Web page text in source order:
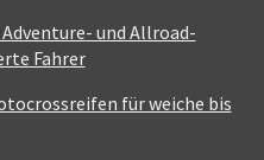
und Allroad-
Fahrer
für weiche bis